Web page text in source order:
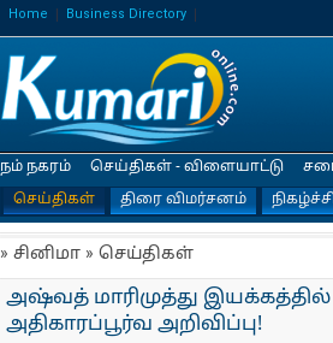
Home Business Directory
நம் நகரம் செய்திகள் - விளையாட்டு
செய்திகள்
திரை விமர்சனம்
» சினிமா » செய்திகள்
அஷ்வத் மாரிமுத்து இயக்கத்தில்
அதிகாரப்பூர்வ அறிவிப்பு!